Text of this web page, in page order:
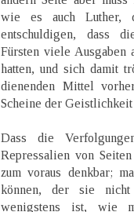
wie es auch Luther,
entschuldigen, dass
Fürsten viele Ausgaben
hatten, und sich damit
dienenden Mittel
Scheine der Geistlichkeit
Dass die
Repressalien von
zum voraus denkbar;
können, der sie
wenigstens ist, wie